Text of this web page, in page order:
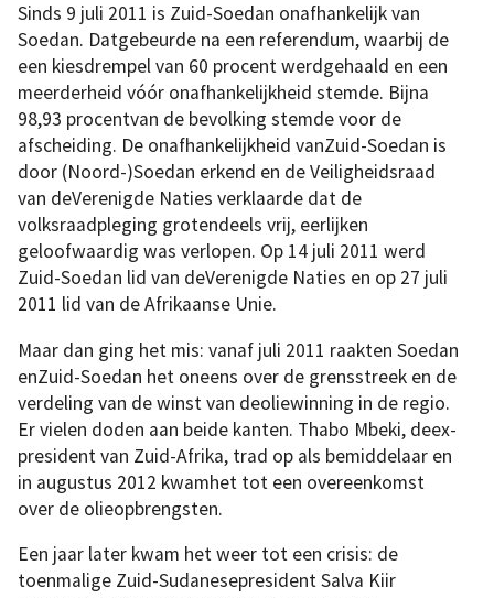
Sinds 9 juli 2011 is Zuid-Soedan onafhankelijk van
Soedan. Datgebeurde na een referendum, waarbij de
een kiesdrempel van 60 procent werdgehaald en een
meerderheid vóór onafhankelijkheid stemde. Bijna
98,93 procentvan de bevolking stemde voor de
afscheiding. De onafhankelijkheid vanZuid-Soedan is
door (Noord-)Soedan erkend en de Veiligheidsraad
van deVerenigde Naties verklaarde dat de
volksraadpleging grotendeels vrij, eerlijken
geloofwaardig was verlopen. Op 14 juli 2011 werd
Zuid-Soedan lid van deVerenigde Naties en op 27 juli
2011 lid van de Afrikaanse Unie.
Maar dan ging het mis: vanaf juli 2011 raakten Soedan
enZuid-Soedan het oneens over de grensstreek en de
verdeling van de winst van deoliewinning in de regio.
Er vielen doden aan beide kanten. Thabo Mbeki, deex-
president van Zuid-Afrika, trad op als bemiddelaar en
in augustus 2012 kwamhet tot een overeenkomst
over de olieopbrengsten.
Een jaar later kwam het weer tot een crisis: de
toenmalige Zuid-Sudanesepresident Salva Kiir